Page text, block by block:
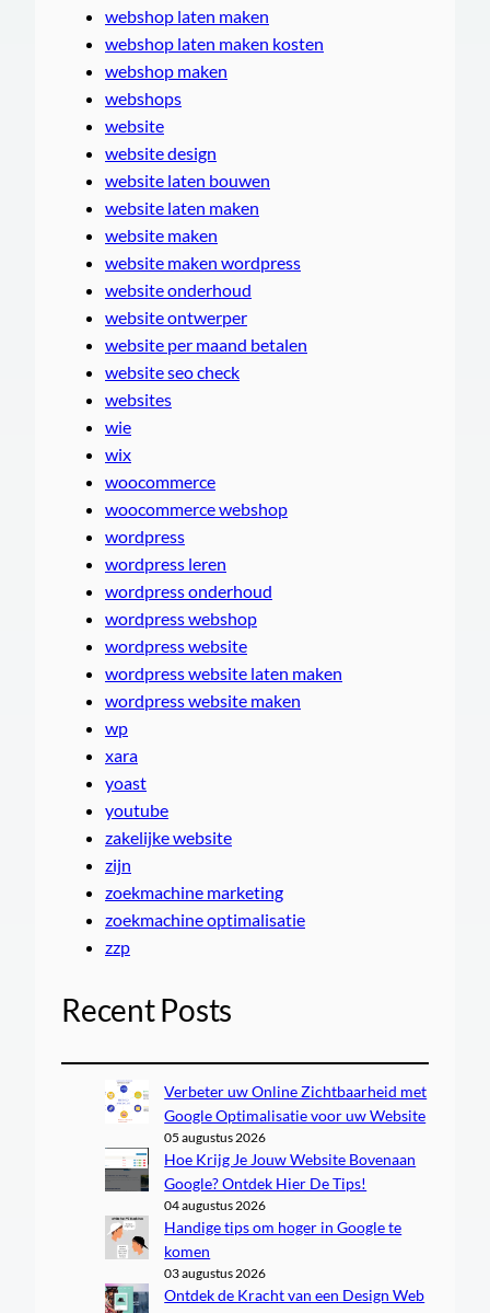
webshop laten maken
webshop laten maken kosten
webshop maken
webshops
website
website design
website laten bouwen
website laten maken
website maken
website maken wordpress
website onderhoud
website ontwerper
website per maand betalen
website seo check
websites
wie
wix
woocommerce
woocommerce webshop
wordpress
wordpress leren
wordpress onderhoud
wordpress webshop
wordpress website
wordpress website laten maken
wordpress website maken
wp
xara
yoast
youtube
zakelijke website
zijn
zoekmachine marketing
zoekmachine optimalisatie
zzp
Recent Posts
Verbeter uw Online Zichtbaarheid met
Google Optimalisatie voor uw Website
05 augustus 2026
Hoe Krijg Je Jouw Website Bovenaan
Google? Ontdek Hier De Tips!
04 augustus 2026
Handige tips om hoger in Google te
komen
03 augustus 2026
Ontdek de Kracht van een Design Web